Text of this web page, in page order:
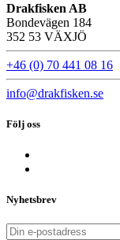
Drakfisken AB
Bondevägen 184
352 53 VÄXJÖ
+46 (0) 70 441 08 16
info@drakfisken.se
Följ oss
Nyhetsbrev